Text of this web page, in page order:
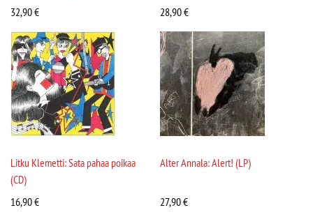
32,90€ 28,90€
Litku Klemetti: Sata pahaa poikaa
(CD)
16,90€
Alter Annala: Alert! (LP)
27,90€